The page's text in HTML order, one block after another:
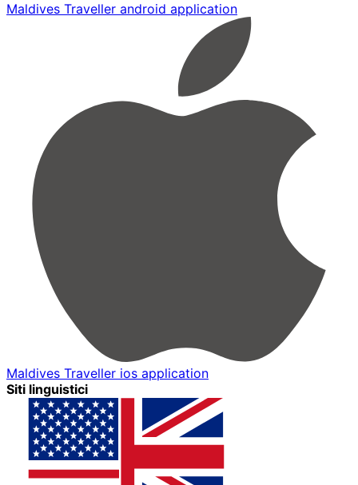
Maldives Traveller android application
Maldives Traveller ios application
Siti linguistici